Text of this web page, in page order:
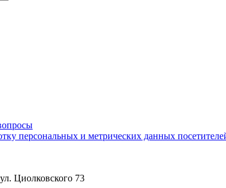
персональных и метрических данных
Циолковского 73